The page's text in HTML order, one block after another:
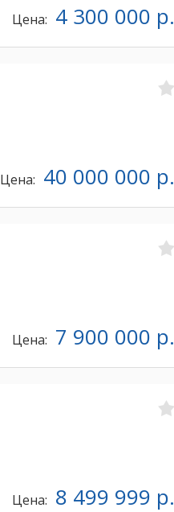
Цена: 4 300 000 р.
Цена: 40 000 000 р.
Цена: 7 900 000 р.
Цена: 8 499 999 р.